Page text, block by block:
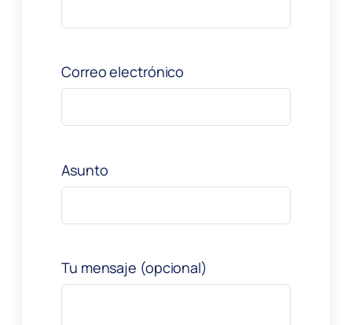
Correo electrónico
Asunto
Tu mensaje (opcional)